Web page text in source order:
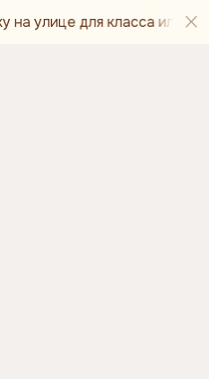
или группы детского